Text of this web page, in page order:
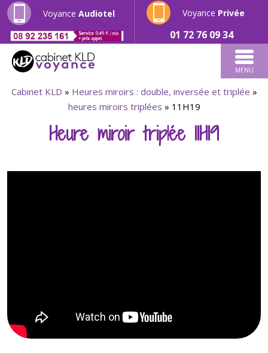
Voyance Audiotel Voyance Privée
01 72 76 09 34
MENU
Cabinet KLD » Heures miroirs : double, inversée et triplée »
heures miroirs triplées » 11H19
Heure miroir triplée 11H19